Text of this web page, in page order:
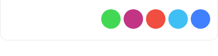
فيسبوك
تويتر يوتيوبانستقرامواتساب